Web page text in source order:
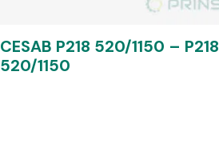
CESAB P218 520/1150 – P218
520/1150